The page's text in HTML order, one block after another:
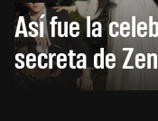
Así fue la
secreta de